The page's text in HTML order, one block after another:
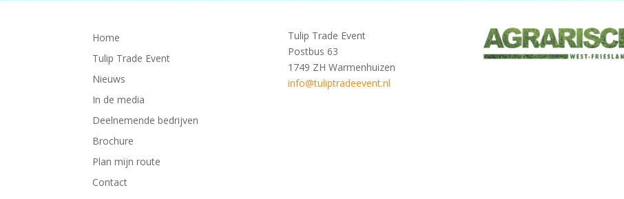
Home
Tulip Trade Event
Nieuws
In de media
Deelnemende bedrijven
Brochure
Plan mijn route
Contact
Tulip Trade Event
Postbus 63
1749 ZH Warmenhuizen
info@tuliptradeevent.nl